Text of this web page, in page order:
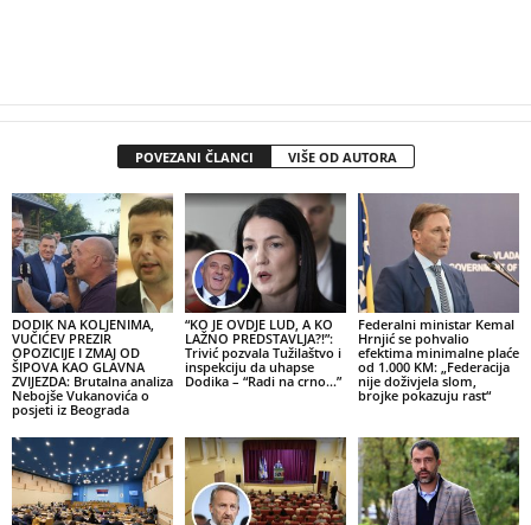
POVEZANI ČLANCI VIŠE OD AUTORA
DODIK NA KOLJENIMA,
VUČIĆEV PREZIR
OPOZICIJE I ZMAJ OD
ŠIPOVA KAO GLAVNA
ZVIJEZDA: Brutalna analiza
Nebojše Vukanovića o
posjeti iz Beograda
“KO JE OVDJE LUD, A KO
LAŽNO PREDSTAVLJA?!”:
Trivić pozvala Tužilaštvo i
inspekciju da uhapse
Dodika – “Radi na crno…”
Federalni ministar Kemal
Hrnjić se pohvalio
efektima minimalne plaće
od 1.000 KM: „Federacija
nije doživjela slom,
brojke pokazuju rast“